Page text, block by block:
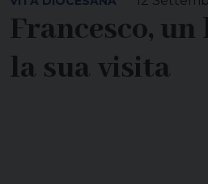
Francesco, un
la sua visita